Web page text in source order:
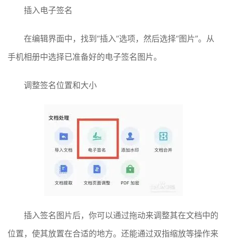
插入电子签名
在编辑界面中，找到“插入”选项，然后选择“图片”。从
手机相册中选择已准备好的电子签名图片。
调整签名位置和大小
插入签名图片后，你可以通过拖动来调整其在文档中的
位置，使其放置在合适的地方。还能通过双指缩放等操作来